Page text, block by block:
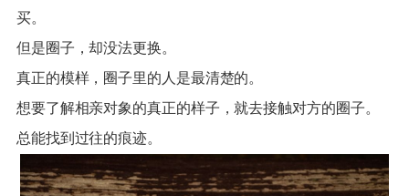
买。
但是圈子，却没法更换。
真正的模样，圈子里的人是最清楚的。
想要了解相亲对象的真正的样子，就去接触对方的圈子。
总能找到过往的痕迹。